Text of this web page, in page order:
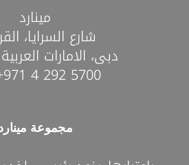
مينارد
شارع السرايا،
دبى، الامارات
4 292 5700
مجموعة